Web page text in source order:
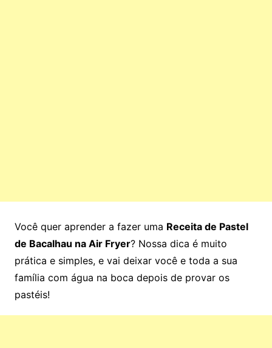
Você quer aprender a fazer uma Receita de Pastel
de Bacalhau na Air Fryer? Nossa dica é muito
prática e simples, e vai deixar você e toda a sua
família com água na boca depois de provar os
pastéis!